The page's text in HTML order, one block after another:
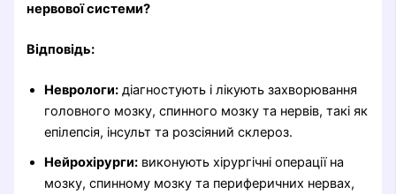
нервової системи?
Відповідь:
Неврологи: діагностують і лікують захворювання
головного мозку, спинного мозку та нервів, такі як
епілепсія, інсульт та розсіяний склероз.
Нейрохірурги: виконують хірургічні операції на
мозку, спинному мозку та периферичних нервах,